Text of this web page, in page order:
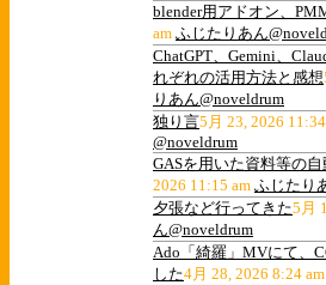
blender用アドオン、
am ふじたりあん
ChatGPT、Gemini、
れぞれの活用方法と感想
りあん@noveldrum
独り言5月 23, 2026
@noveldrum
GASを用いた資料等の
2026 11:15 am ふじたり
夕張など行ってきた5月
ん@noveldrum
Ado「綺羅」MVにて、
した4月 28, 2026 8:24 am